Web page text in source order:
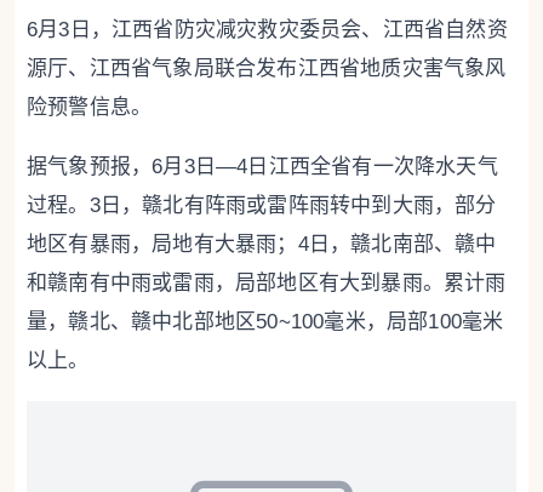
6月3日，江西省防灾减灾救灾委员会、江西省自然资
源厅、江西省气象局联合发布江西省地质灾害气象风
险预警信息。
据气象预报，6月3日—4日江西全省有一次降水天气
过程。3日，赣北有阵雨或雷阵雨转中到大雨，部分
地区有暴雨，局地有大暴雨；4日，赣北南部、赣中
和赣南有中雨或雷雨，局部地区有大到暴雨。累计雨
量，赣北、赣中北部地区50~100毫米，局部100毫米
以上。